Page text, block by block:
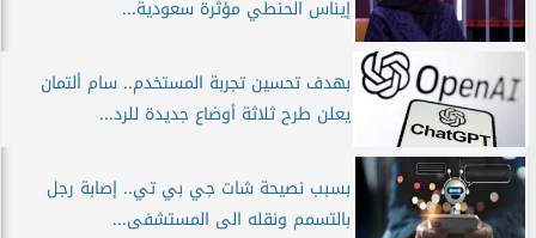
إيناس الحنطي مؤثرة سعودية...
بهدف تحسين تجربة المستخدم.. سام ألتمان
يعلن طرح ثلاثة أوضاع جديدة للرد...
بسبب نصيحة شات جي بي تي.. إصابة رجل
بالتسمم ونقله الى المستشفى...